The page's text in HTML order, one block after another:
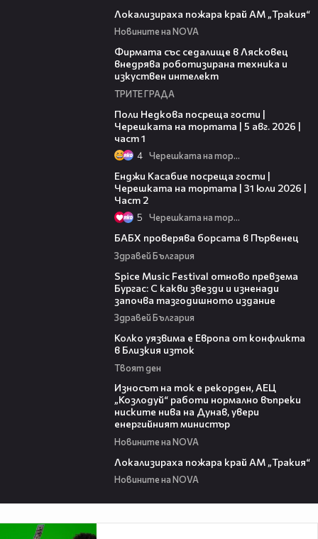
Локализираха пожара край АМ „Тракия“
Новините на NOVA
Фирмата със седалище в Лясковец
внедрява роботизирана техника и
изкуствен интелект
ТРИТЕ ГРАДА
Поли Недкова посреща гости |
Черешката на тортата | 5 авг. 2026 |
част 1
4 Черешката на тортата
Енджи Касабие посреща гости |
Черешката на тортата | 31 юли 2026 |
Част 2
5 Черешката на тортата
БАБХ проверява борсата в Първенец
Здравей България
Spice Music Festival отново превзема
Бургас: С какви звезди и изненади
започва тазгодишното издание
Здравей България
Колко уязвима е Европа от конфликта
в Близкия изток
Твоят ден
Износът на ток е рекорден, АЕЦ
„Козлодуй“ работи нормално въпреки
ниските нива на Дунав, увери
енергийният министър
Новините на NOVA
Локализираха пожара край АМ „Тракия“
Новините на NOVA